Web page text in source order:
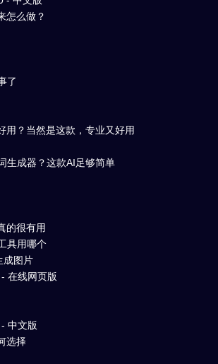
怎么做？
了
用？当然是这款，专业又好用
生成器？这款AI足够简单
的很有用
具用哪个
成图片
在线网页版
中文版
选择